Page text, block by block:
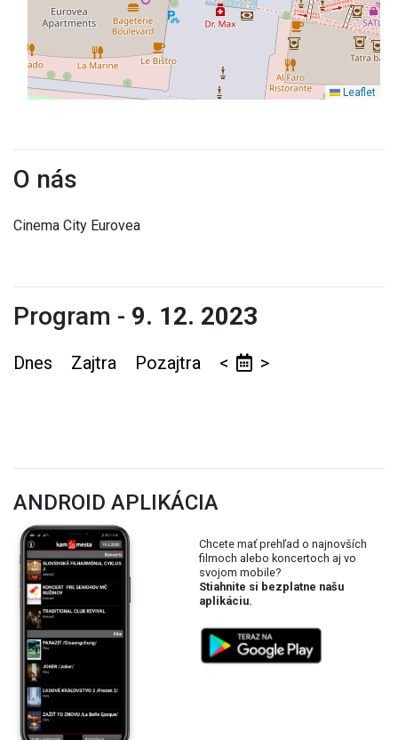
Leaflet
O nás
Cinema City Eurovea
Program - 9. 12. 2023
Dnes Zajtra Pozajtra < >
ANDROID APLIKÁCIA
Chcete mať prehľad o najnovších
filmoch alebo koncertoch aj vo
svojom mobile?
Stiahnite si bezplatne našu
aplikáciu.